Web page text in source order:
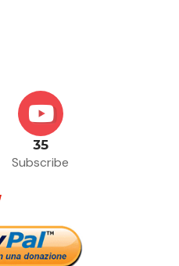
35
Subscribe